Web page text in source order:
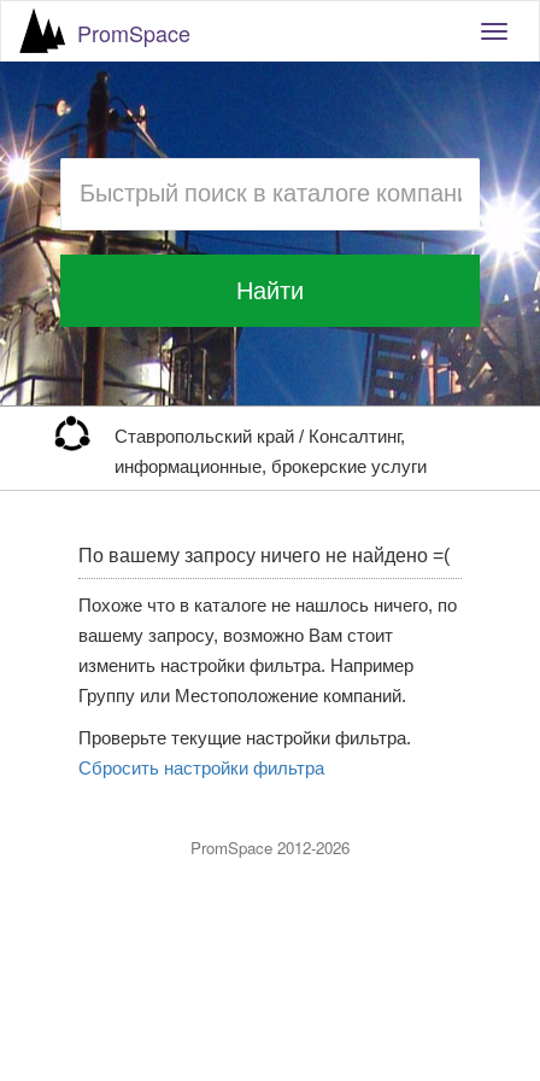
PromSpace
Найти
Ставропольский край / Консалтинг,
информационные, брокерские услуги
По вашему запросу ничего не найдено =(
Похоже что в каталоге не нашлось ничего, по
вашему запросу, возможно Вам стоит
изменить настройки фильтра. Например
Группу или Местоположение компаний.
Проверьте текущие настройки фильтра.
Сбросить настройки фильтра
PromSpace 2012-2026